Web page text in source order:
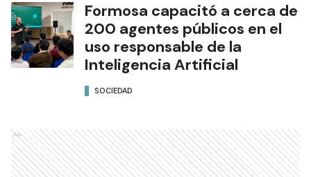
Formosa capacitó a cerca de
200 agentes públicos en el
uso responsable de la
Inteligencia Artificial
SOCIEDAD
Ads